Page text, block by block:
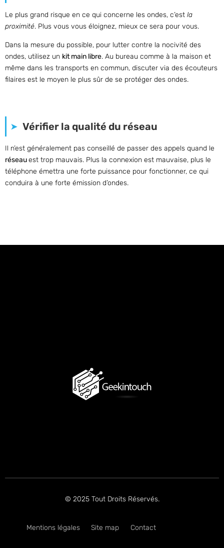
Le plus grand risque en ce qui concerne les ondes, c’est la
proximité. Plus vous vous éloignez, mieux ce sera pour vous.
Dans la mesure du possible, pour lutter contre la nocivité des
ondes, utilisez un kit main libre. Au bureau comme à la maison et
même dans les transports en commun, discuter via des écouteurs
filaires est le moyen le plus sûr de se protéger des ondes.
Vérifier la qualité du réseau
Il n’est généralement pas conseillé de passer des appels quand le
réseauest trop mauvais. Plus la connexion est mauvaise, plus le
téléphone émettra une forte puissance pour fonctionner, ce qui
conduira à une forte émission d’ondes.
© 2025 Tout Droits Réservés.
Mentions légales Site map Contact